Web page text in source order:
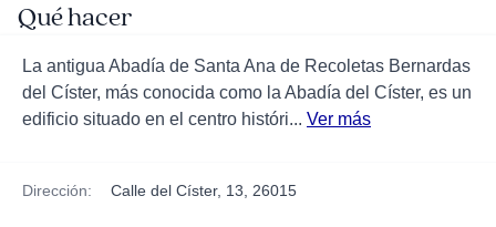
Qué hacer
La antigua Abadía de Santa Ana de Recoletas Bernardas
del Císter, más conocida como la Abadía del Císter, es un
edificio situado en el centro históri... Ver más
Dirección: Calle del Císter, 13, 26015